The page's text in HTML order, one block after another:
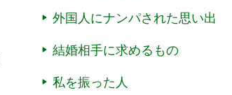
外国人にナンパされた思い出
結婚相手に求めるもの
私を振った人